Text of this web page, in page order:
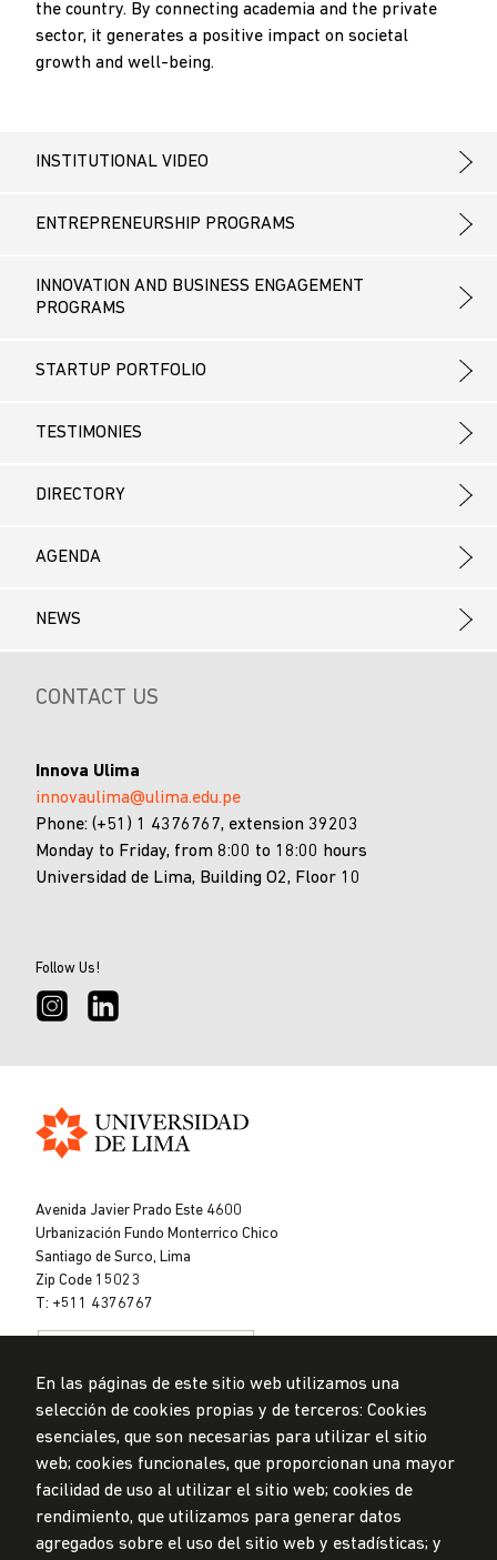
the country. By connecting academia and the private
sector, it generates a positive impact on societal
growth and well-being.
INSTITUTIONAL VIDEO
ENTREPRENEURSHIP PROGRAMS
INNOVATION AND BUSINESS ENGAGEMENT
PROGRAMS
STARTUP PORTFOLIO
TESTIMONIES
DIRECTORY
AGENDA
NEWS
CONTACT US
Innova Ulima
innovaulima@ulima.edu.pe
Phone: (+51) 1 4376767, extension 39203
Monday to Friday, from 8:00 to 18:00 hours
Universidad de Lima, Building O2, Floor 10
Follow Us!
de
Lima
Avenida Javier Prado Este 4600
Urbanización Fundo Monterrico Chico
Santiago de Surco, Lima
Zip Code 15023
T: +511 4376767
Data Protection Policy
Submission Office
© Universidad de Lima, 2024
All Rights Reserved
En las páginas de este sitio web utilizamos una
selección de cookies propias y de terceros: Cookies
esenciales, que son necesarias para utilizar el sitio
web; cookies funcionales, que proporcionan una mayor
facilidad de uso al utilizar el sitio web; cookies de
rendimiento, que utilizamos para generar datos
agregados sobre el uso del sitio web y estadísticas; y